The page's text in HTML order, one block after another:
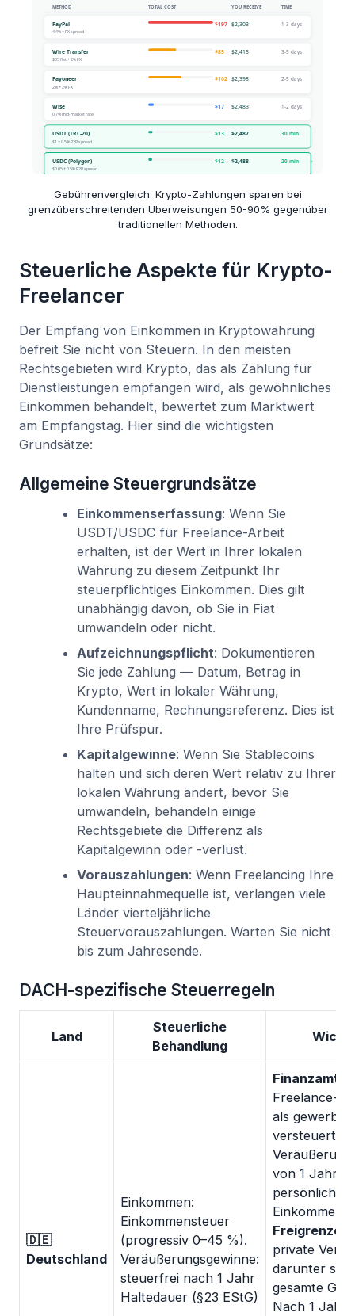
Gebührenvergleich: Krypto-Zahlungen sparen bei
grenzüberschreitenden Überweisungen 50-90% gegenüber
traditionellen Methoden.
Steuerliche Aspekte für Krypto-
Freelancer
Der Empfang von Einkommen in Kryptowährung
befreit Sie nicht von Steuern. In den meisten
Rechtsgebieten wird Krypto, das als Zahlung für
Dienstleistungen empfangen wird, als gewöhnliches
Einkommen behandelt, bewertet zum Marktwert
am Empfangstag. Hier sind die wichtigsten
Grundsätze:
Allgemeine Steuergrundsätze
Einkommenserfassung: Wenn Sie
USDT/USDC für Freelance-Arbeit
erhalten, ist der Wert in Ihrer lokalen
Währung zu diesem Zeitpunkt Ihr
steuerpflichtiges Einkommen. Dies gilt
unabhängig davon, ob Sie in Fiat
umwandeln oder nicht.
Aufzeichnungspflicht: Dokumentieren
Sie jede Zahlung — Datum, Betrag in
Krypto, Wert in lokaler Währung,
Kundenname, Rechnungsreferenz. Dies ist
Ihre Prüfspur.
Kapitalgewinne: Wenn Sie Stablecoins
halten und sich deren Wert relativ zu Ihrer
lokalen Währung ändert, bevor Sie
umwandeln, behandeln einige
Rechtsgebiete die Differenz als
Kapitalgewinn oder -verlust.
Vorauszahlungen: Wenn Freelancing Ihre
Haupteinnahmequelle ist, verlangen viele
Länder vierteljährliche
Steuervorauszahlungen. Warten Sie nicht
bis zum Jahresende.
DACH-spezifische Steuerregeln
Land
Steuerliche
Behandlung
🇩🇪
Deutschland
Einkommen:
Einkommensteuer
(progressiv 0–45 %).
Veräußerungsgewinne:
steuerfrei nach 1 Jahr
Haltedauer (§23 EStG)
Finanzamt
Freelance-
als
versteuert.
von 1 Jahr
persönlichen
Freigrenze:
private
darunter
gesamte
Nach 1 Jahr